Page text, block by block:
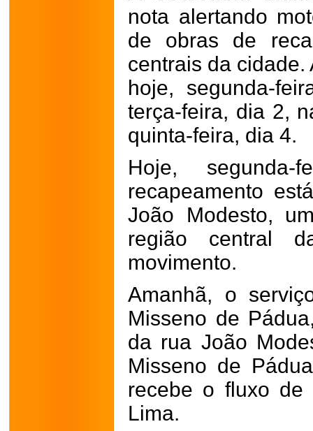
nota alertando
de obras de
centrais da
hoje, segunda-
terça-feira, dia 2,
quinta-feira, dia 4.
Hoje,
recapeamento
João Modesto,
região central
movimento.
Amanhã, o
Misseno de
da rua João
Misseno de
recebe o fluxo de
Lima.